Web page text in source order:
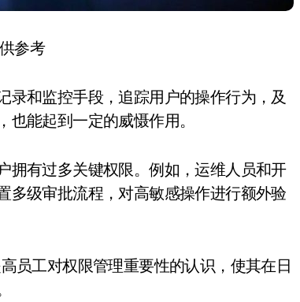
参考
录和监控手段，追踪用户的操作行为，及
能起到一定的威慑作用。
拥有过多关键权限。例如，运维人员和开
多级审批流程，对高敏感操作进行额外验
员工对权限管理重要性的认识，使其在日